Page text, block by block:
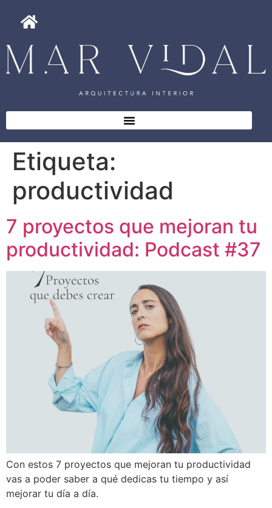
Etiqueta:
productividad
7 proyectos que mejoran tu
productividad: Podcast #37
Con estos 7 proyectos que mejoran tu productividad
vas a poder saber a qué dedicas tu tiempo y así
mejorar tu día a día.